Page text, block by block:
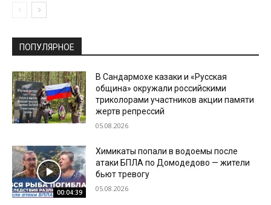
ПОПУЛЯРНОЕ
В Сандармохе казаки и «Русская
община» окружали российскими
триколорами участников акции памяти
жертв репрессий
05.08.2026
00:04:39
Химикаты попали в водоемы после
атаки БПЛА по Домодедово — жители
бьют тревогу
05.08.2026